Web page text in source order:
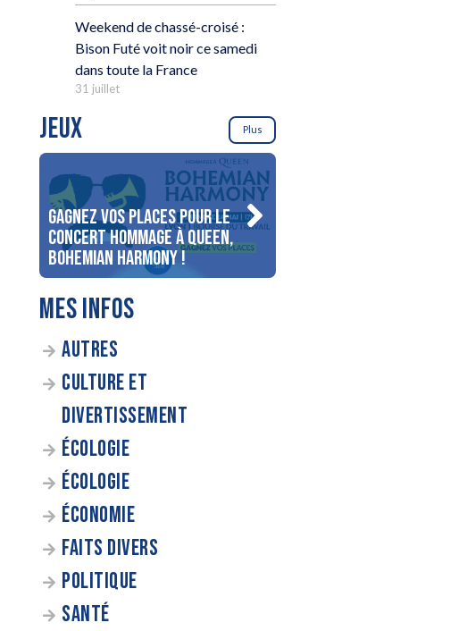
Weekend de chassé-croisé :
Bison Futé voit noir ce samedi
dans toute la France
31 juillet
JEUX Plus
Gagnez vos places pour le
concert Hommage à Queen,
Bohemian Harmony !
MES INFOS
AUTRES
CULTURE ET
DIVERTISSEMENT
ÉCOLOGIE
ÉCOLOGIE
ÉCONOMIE
FAITS DIVERS
POLITIQUE
SANTÉ